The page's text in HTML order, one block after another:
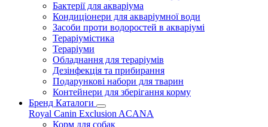
Бактерії для акваріума
Кондиціонери для акваріумної води
Засоби проти водоростей в акваріумі
Тераріумістика
Тераріуми
Обладнання для тераріумів
Дезінфекція та прибирання
Подарункові набори для тварин
Контейнери для зберігання корму
Бренд Каталоги
Royal Canin Exclusion ACANA
Корм для собак